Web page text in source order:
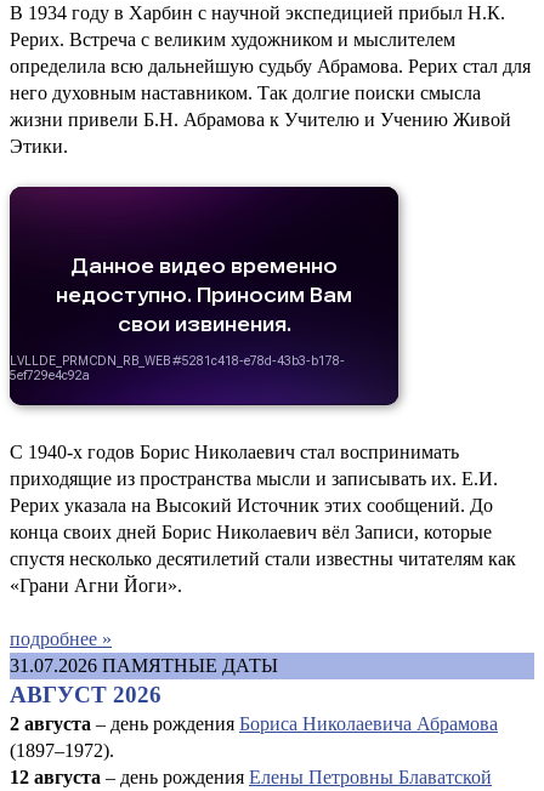
В 1934 году в Харбин с научной экспедицией прибыл Н.К.
Рерих. Встреча с великим художником и мыслителем
определила всю дальнейшую судьбу Абрамова. Рерих стал для
него духовным наставником. Так долгие поиски смысла
жизни привели Б.Н. Абрамова к Учителю и Учению Живой
Этики.
С 1940-х годов Борис Николаевич стал воспринимать
приходящие из пространства мысли и записывать их. Е.И.
Рерих указала на Высокий Источник этих сообщений. До
конца своих дней Борис Николаевич вёл Записи, которые
спустя несколько десятилетий стали известны читателям как
«Грани Агни Йоги».
подробнее »
31.07.2026 ПАМЯТНЫЕ ДАТЫ
АВГУСТ 2026
2 августа – день рождения Бориса Николаевича Абрамова
(1897–1972).
12 августа – день рождения Елены Петровны Блаватской